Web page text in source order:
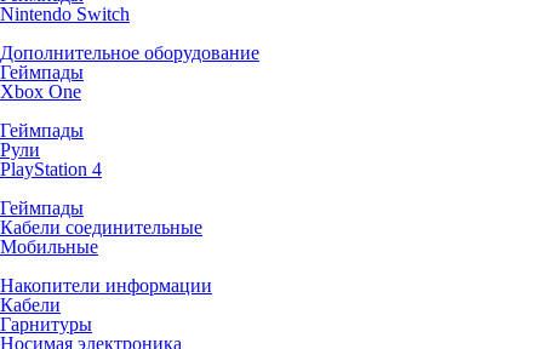
Nintendo Switch
Дополнительное оборудование
Геймпады
Xbox One
Геймпады
Рули
PlayStation 4
Геймпады
Кабели соединительные
Мобильные
Накопители информации
Кабели
Гарнитуры
Носимая электроника